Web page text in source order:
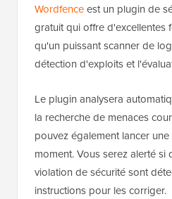
Wordfenceest un plugin de
gratuit qui offre d'excellentes
qu'un puissant scanner de
détection d'exploits et
Le plugin analysera
la recherche de menaces
pouvez également lancer
moment. Vous serez alerté si
violation de sécurité sont
instructions pour les corriger.